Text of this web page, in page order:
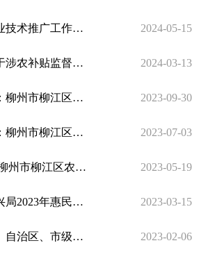
【办事指南】对在农业技术推广工作中做出贡献的单位和个人的奖励 2024-05-15
柳江区农业农村局关于涉农补贴监督举报方式 2024-03-13
江农字〔2023〕32号：柳州市柳江区农业农村局柳州市柳江区财政局关于印发《柳州市柳江区2023年晚稻“一喷多促”补助资金实施方案》的通知 2023-09-30
江农字〔2023〕23号：柳州市柳江区农业农村局关于印发《柳州市柳江区广西粮食生产激励补贴资金项目实施方案》的通知 2023-07-03
江农字〔2023〕12号:柳州市柳江区农业农村局关于印发《柳州市柳江区2023年大豆玉米带状复合种植 补贴项目实施方案》的通知 2023-05-19
柳州市柳江区乡村振兴局2023年惠民惠农财政补贴资金政策清单 2023-03-15
关于我区2023年中央、自治区、市级、区本级财政衔接推进乡村振兴补助资金项目使用计划的公告 2023-02-06